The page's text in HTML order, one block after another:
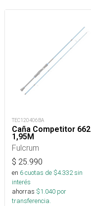
TEC120406BA
Caña Competitor 662
1,95M
Fulcrum
$ 25.990
en 6cuotas de $4.332sin
interés
ahorras $1.040 por
transferencia.